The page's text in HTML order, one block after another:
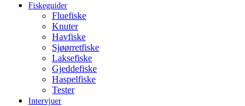
Fiskeguider
Fluefiske
Knuter
Havfiske
Sjøørretfiske
Laksefiske
Gjeddefiske
Haspelfiske
Tester
Intervjuer